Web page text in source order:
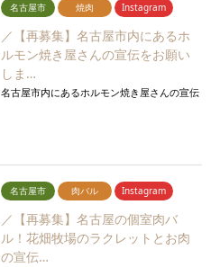
名古屋市 焼肉 Instagram
／【再募集】名古屋市内にあるホ
ルモン焼き屋さんの宣伝をお願い
しま…
名古屋市内にあるホルモン焼き屋さんの宣伝
名古屋市 肉バル Instagram
／【再募集】名古屋の個室肉バ
ル！花畑牧場のラクレットとお肉
の宣伝…